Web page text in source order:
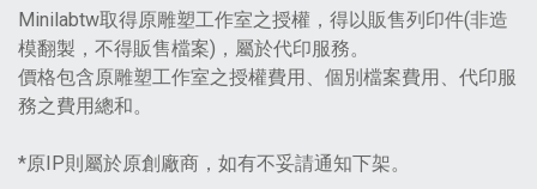
Minilabtw取得原雕塑工作室之授權，得以販售列印件(非造
模翻製，不得販售檔案)，屬於代印服務。
價格包含原雕塑工作室之授權費用、個別檔案費用、代印服
務之費用總和。
*原IP則屬於原創廠商，如有不妥請通知下架。